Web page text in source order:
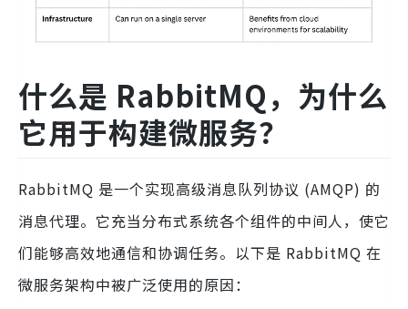
什么是 RabbitMQ，为什么
它用于构建微服务？
RabbitMQ 是一个实现高级消息队列协议 (AMQP) 的
消息代理。它充当分布式系统各个组件的中间人，使它
们能够高效地通信和协调任务。以下是 RabbitMQ 在
微服务架构中被广泛使用的原因：